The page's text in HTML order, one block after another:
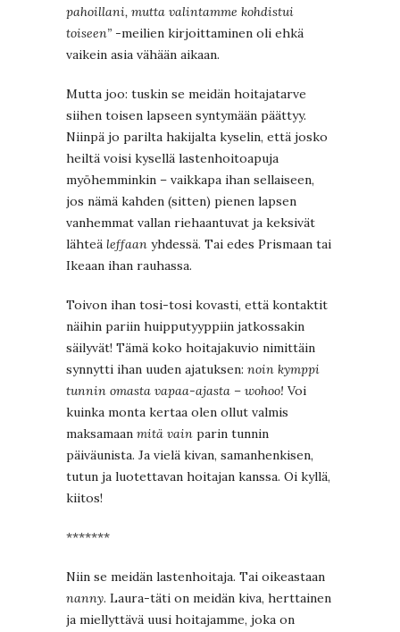
pahoillani, mutta valintamme kohdistui
toiseen” -meilien kirjoittaminen oli ehkä
vaikein asia vähään aikaan.
Mutta joo: tuskin se meidän hoitajatarve
siihen toisen lapseen syntymään päättyy.
Niinpä jo parilta hakijalta kyselin, että josko
heiltä voisi kysellä lastenhoitoapuja
myöhemminkin – vaikkapa ihan sellaiseen,
jos nämä kahden (sitten) pienen lapsen
vanhemmat vallan riehaantuvat ja keksivät
lähteä leffaan yhdessä. Tai edes Prismaan tai
Ikeaan ihan rauhassa.
Toivon ihan tosi-tosi kovasti, että kontaktit
näihin pariin huipputyyppiin jatkossakin
säilyvät! Tämä koko hoitajakuvio nimittäin
synnytti ihan uuden ajatuksen: noin kymppi
tunnin omasta vapaa-ajasta – wohoo! Voi
kuinka monta kertaa olen ollut valmis
maksamaan mitä vain parin tunnin
päiväunista. Ja vielä kivan, samanhenkisen,
tutun ja luotettavan hoitajan kanssa. Oi kyllä,
kiitos!
*******
Niin se meidän lastenhoitaja. Tai oikeastaan
nanny. Laura-täti on meidän kiva, herttainen
ja miellyttävä uusi hoitajamme, joka on